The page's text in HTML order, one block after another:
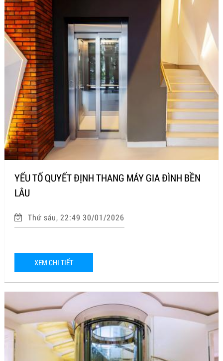
YẾU TỐ QUYẾT ĐỊNH THANG MÁY GIA ĐÌNH BỀN
LÂU
Thứ sáu, 22:49 30/01/2026
XEM CHI TIẾT